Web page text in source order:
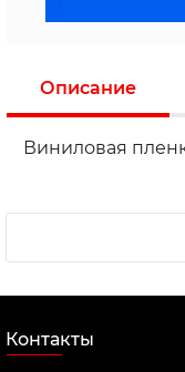
Описание
Виниловая
Контакты